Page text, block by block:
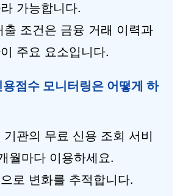
가능합니다.
출 조건은 금융 거래 이력과
주요 요소입니다.
용점수 모니터링은 어떻게 하
기관의 무료 신용 조회 서비
월마다 이용하세요.
로 변화를 추적합니다.